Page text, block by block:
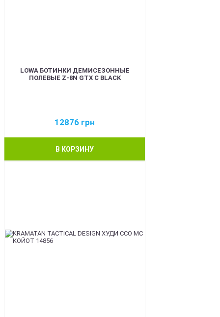
LOWA БОТИНКИ ДЕМИСЕЗОННЫЕ
ПОЛЕВЫЕ Z-8N GTX C BLACK
12876 грн
В КОРЗИНУ